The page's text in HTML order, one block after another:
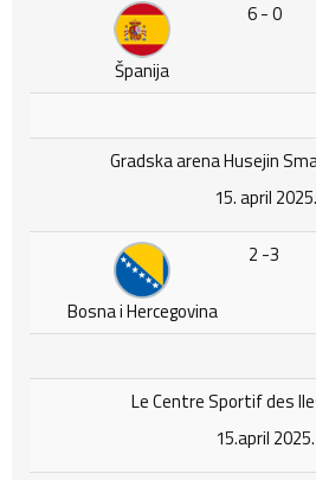
Španija
6 - 0
Gradska arena Husejin
15. april 2025.
Bosna i Hercegovina
2 -3
Le Centre Sportif des
15.april 2025.